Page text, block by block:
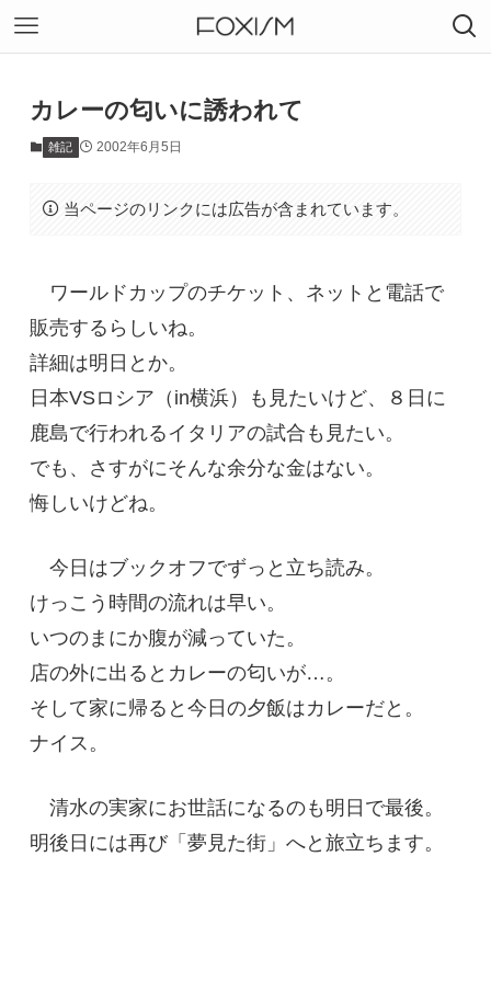
カレーの匂いに誘われて
雑記 2002年6月5日
当ページのリンクには広告が含まれています。
ワールドカップのチケット、ネットと電話で
販売するらしいね。
詳細は明日とか。
日本VSロシア（in横浜）も見たいけど、８日に
鹿島で行われるイタリアの試合も見たい。
でも、さすがにそんな余分な金はない。
悔しいけどね。
今日はブックオフでずっと立ち読み。
けっこう時間の流れは早い。
いつのまにか腹が減っていた。
店の外に出るとカレーの匂いが…。
そして家に帰ると今日の夕飯はカレーだと。
ナイス。
清水の実家にお世話になるのも明日で最後。
明後日には再び「夢見た街」へと旅立ちます。